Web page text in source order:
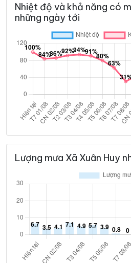
Nhiệt độ và khả năng có
những ngày tới
Lượng mưa Xã Xuân Huy